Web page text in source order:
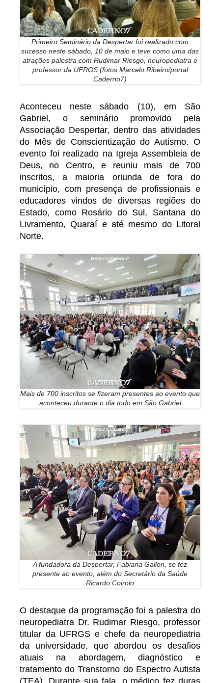
Primeiro Seminário da Despertar foi realizado com
sucesso neste sábado, 10 de maio e teve como uma das
atrações palestra com Rudimar Riesgo, neuropediatra e
professor da UFRGS (fotos Marcelo Ribeiro/portal
Caderno7)
Aconteceu neste sábado (10), em São
Gabriel, o seminário promovido pela
Associação Despertar, dentro das atividades
do Mês de Conscientização do Autismo. O
evento foi realizado na Igreja Assembleia de
Deus, no Centro, e reuniu mais de 700
inscritos, a maioria oriunda de fora do
município, com presença de profissionais e
educadores vindos de diversas regiões do
Estado, como Rosário do Sul, Santana do
Livramento, Quaraí e até mesmo do Litoral
Norte.
Mais de 700 inscritos se fizeram presentes ao evento que
aconteceu durante o dia todo em São Gabriel
A fundadora da Despertar, Fabiana Gallon, se fez
presente ao evento, além do Secretário da Saúde
Ricardo Coirolo
O destaque da programação foi a palestra do
neuropediatra Dr. Rudimar Riesgo, professor
titular da UFRGS e chefe da neuropediatria
da universidade, que abordou os desafios
atuais na abordagem, diagnóstico e
tratamento do Transtorno do Espectro Autista
(TEA). Durante sua fala, o médico fez duras